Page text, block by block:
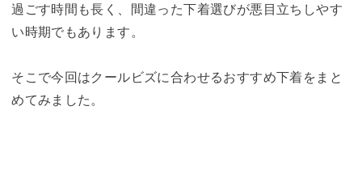
過ごす時間も長く、間違った下着選びが悪目立ちしやす
い時期でもあります。
そこで今回はクールビズに合わせるおすすめ下着をまと
めてみました。